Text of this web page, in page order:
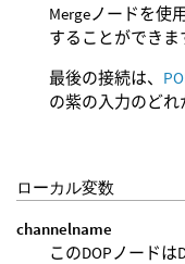
Mergeノードを使
することができま
最後の接続は、
の紫の入力のどれ
ローカル変数
channelname
このDOPノード